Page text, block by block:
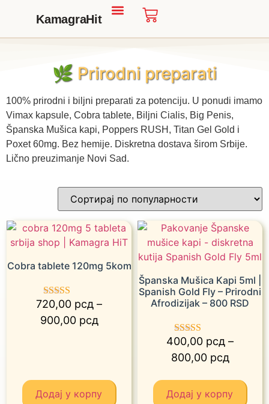
KamagraHit
🌿 Prirodni preparati
100% prirodni i biljni preparati za potenciju. U ponudi imamo
Vimax kapsule, Cobra tablete, Biljni Cialis, Big Penis,
Španska Mušica kapi, Poppers RUSH, Titan Gel Gold i
Poxet 60mg. Bez hemije. Diskretna dostava širom Srbije.
Lično preuzimanje Novi Sad.
Cobra tablete 120mg 5kom
Оцењено са
5.00
од 5
720,00 рсд –
900,00 рсд
Додај у корпу
Španska Mušica Kapi 5ml |
Spanish Gold Fly – Prirodni
Afrodizijak – 800 RSD
Оцењено са
5.00
од 5
400,00 рсд –
800,00 рсд
Додај у корпу